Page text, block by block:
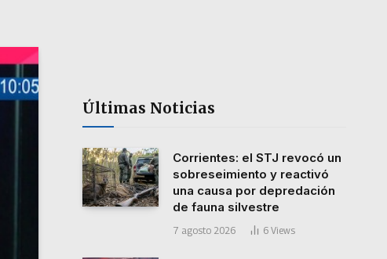
Últimas Noticias
Corrientes: el STJ revocó un
sobreseimiento y reactivó
una causa por depredación
de fauna silvestre
7 agosto 2026 6 Views